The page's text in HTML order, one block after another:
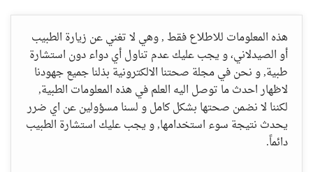
هذه المعلومات للاطلاع فقط , وهي لا تغني عن زيارة الطبيب
أو الصيدلاني، و يجب عليك عدم تناول أي دواء دون استشارة
طبية, و نحن في مجلة صحتنا الالكترونية بذلنا جميع جهودنا
لاظهار احدث ما توصل اليه العلم في هذه المعلومات الطبية,
لكننا لا نضمن صحتها بشكل كامل و لسنا مسؤولين عن اي ضرر
يحدث نتيجة سوء استخدامها, و يجب عليك استشارة الطبيب
دائماً.